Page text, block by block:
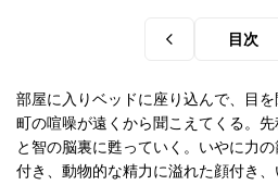
目次
部屋に入りベッドに座り込んで、目
町の喧噪が遠くから聞こえてくる。
と智の脳裏に甦っていく。いやに力
付き、動物的な精力に溢れた顔付き